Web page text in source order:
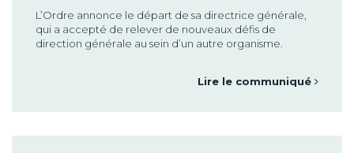
L’Ordre annonce le départ de sa directrice générale,
qui a accepté de relever de nouveaux défis de
direction générale au sein d’un autre organisme.
Lire le communiqué